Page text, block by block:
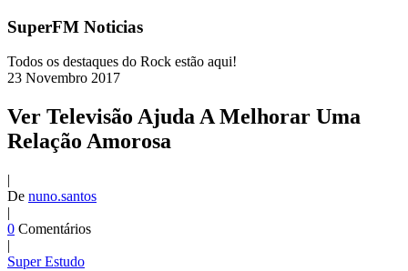
SuperFM Noticias
Todos os destaques do Rock estão aqui!
23 Novembro 2017
Ver Televisão Ajuda A Melhorar Uma
Relação Amorosa
|
De nuno.santos
|
0 Comentários
|
Super Estudo